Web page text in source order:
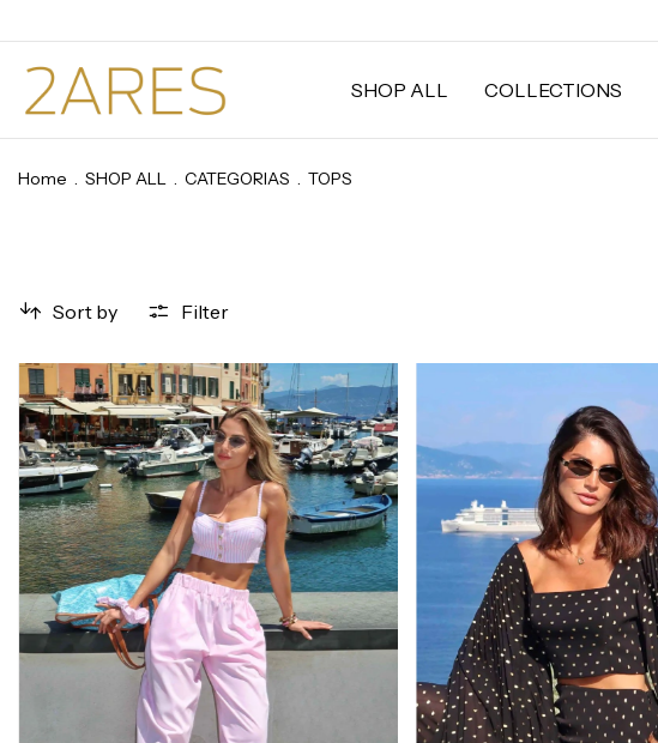
SHOP ALL COLLECTIONS
Home . SHOP ALL . CATEGORIAS . TOPS
Sort by Filter